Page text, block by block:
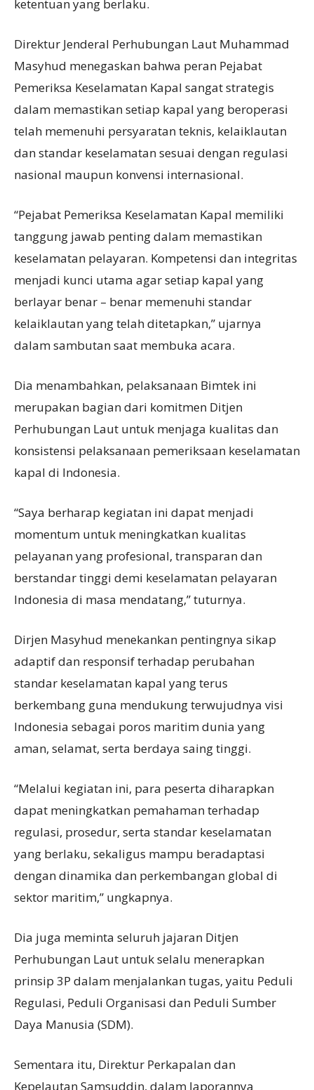
ketentuan yang berlaku.
Direktur Jenderal Perhubungan Laut Muhammad
Masyhud menegaskan bahwa peran Pejabat
Pemeriksa Keselamatan Kapal sangat strategis
dalam memastikan setiap kapal yang beroperasi
telah memenuhi persyaratan teknis, kelaiklautan
dan standar keselamatan sesuai dengan regulasi
nasional maupun konvensi internasional.
“Pejabat Pemeriksa Keselamatan Kapal memiliki
tanggung jawab penting dalam memastikan
keselamatan pelayaran. Kompetensi dan integritas
menjadi kunci utama agar setiap kapal yang
berlayar benar – benar memenuhi standar
kelaiklautan yang telah ditetapkan,” ujarnya
dalam sambutan saat membuka acara.
Dia menambahkan, pelaksanaan Bimtek ini
merupakan bagian dari komitmen Ditjen
Perhubungan Laut untuk menjaga kualitas dan
konsistensi pelaksanaan pemeriksaan keselamatan
kapal di Indonesia.
“Saya berharap kegiatan ini dapat menjadi
momentum untuk meningkatkan kualitas
pelayanan yang profesional, transparan dan
berstandar tinggi demi keselamatan pelayaran
Indonesia di masa mendatang,” tuturnya.
Dirjen Masyhud menekankan pentingnya sikap
adaptif dan responsif terhadap perubahan
standar keselamatan kapal yang terus
berkembang guna mendukung terwujudnya visi
Indonesia sebagai poros maritim dunia yang
aman, selamat, serta berdaya saing tinggi.
“Melalui kegiatan ini, para peserta diharapkan
dapat meningkatkan pemahaman terhadap
regulasi, prosedur, serta standar keselamatan
yang berlaku, sekaligus mampu beradaptasi
dengan dinamika dan perkembangan global di
sektor maritim,” ungkapnya.
Dia juga meminta seluruh jajaran Ditjen
Perhubungan Laut untuk selalu menerapkan
prinsip 3P dalam menjalankan tugas, yaitu Peduli
Regulasi, Peduli Organisasi dan Peduli Sumber
Daya Manusia (SDM).
Sementara itu, Direktur Perkapalan dan
Kepelautan Samsuddin, dalam laporannya